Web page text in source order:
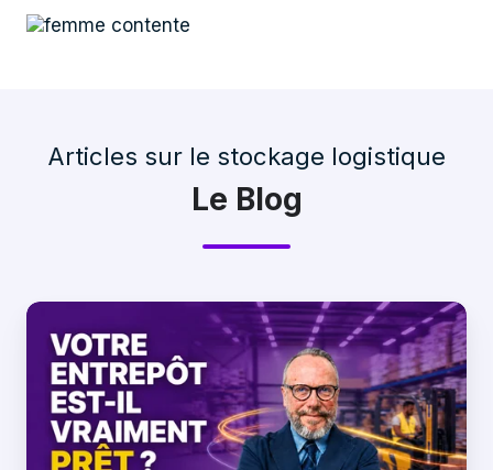
Articles sur le stockage logistique
Le Blog
Comment
trouver
des
clients
stockage
logistique